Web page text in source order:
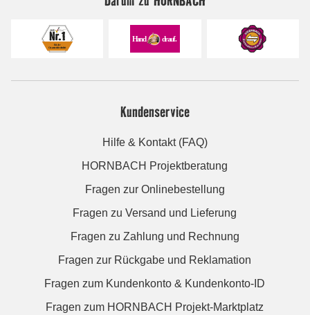
Kundenservice
Hilfe & Kontakt (FAQ)
HORNBACH Projektberatung
Fragen zur Onlinebestellung
Fragen zu Versand und Lieferung
Fragen zu Zahlung und Rechnung
Fragen zur Rückgabe und Reklamation
Fragen zum Kundenkonto & Kundenkonto-ID
Fragen zum HORNBACH Projekt-Marktplatz